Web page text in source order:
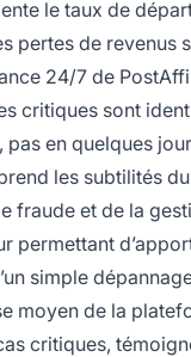
le taux de
pertes de revenus
24/7 de
critiques sont
pas en quelques
les subtilités
fraude et de la
permettant
simple
moyen de la
critiques,